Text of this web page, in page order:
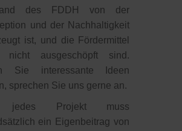
des FDDH von der
und der Nachhaltigkeit
ist, und die Fördermittel
nicht ausgeschöpft sind.
Sie interessante Ideen
sprechen Sie uns gerne an.
jedes Projekt muss
ein Eigenbeitrag von